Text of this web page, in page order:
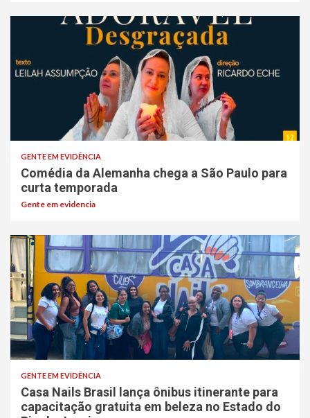
GENTE EM EVIDÊNCIA
Comédia da Alemanha chega a São Paulo para
curta temporada
Gente em evidencia
GENTE EM EVIDÊNCIA
Casa Nails Brasil lança ônibus itinerante para
capacitação gratuita em beleza no Estado do